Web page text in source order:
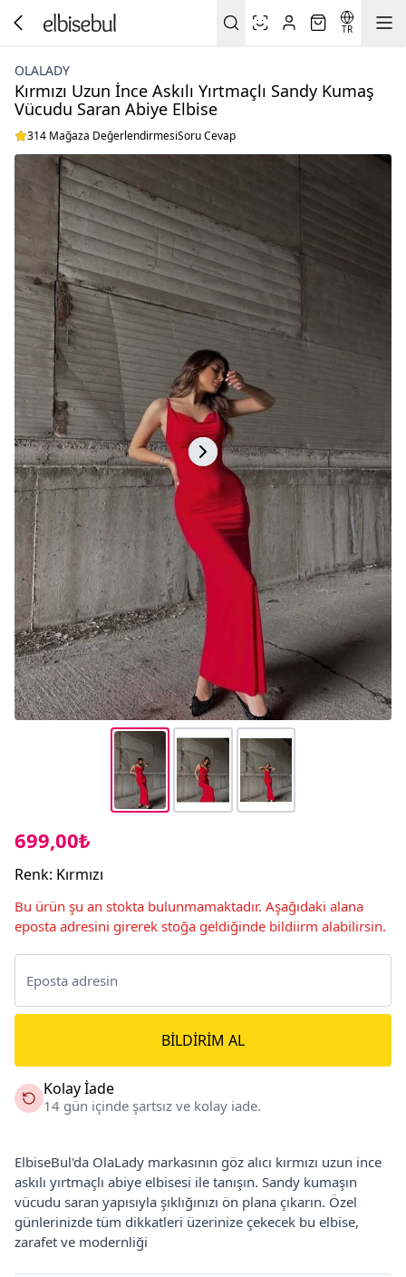
TR
OLALADY
Kırmızı Uzun İnce Askılı Yırtmaçlı Sandy Kumaş
Vücudu Saran Abiye Elbise
314 Mağaza DeğerlendirmesiSoru Cevap
699,00₺
Renk: Kırmızı
Bu ürün şu an stokta bulunmamaktadır. Aşağıdaki alana
eposta adresini girerek stoğa geldiğinde bildiirm alabilirsin.
BILDIRIM AL
Kolay İade
14 gün içinde şartsız ve kolay iade.
ElbiseBul'da OlaLady markasının göz alıcı kırmızı uzun ince
askılı yırtmaçlı abiye elbisesi ile tanışın. Sandy kumaşın
vücudu saran yapısıyla şıklığınızı ön plana çıkarın. Özel
günlerinizde tüm dikkatleri üzerinize çekecek bu elbise,
zarafet ve modernliği